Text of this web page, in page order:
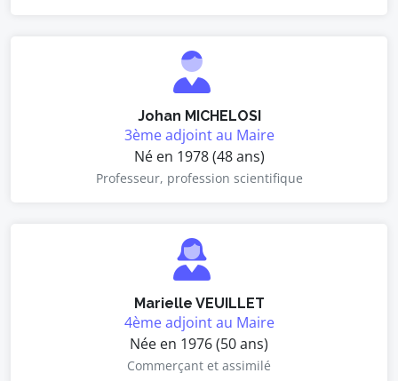
Johan MICHELOSI
3ème adjoint au Maire
Né en 1978 (48 ans)
Professeur, profession scientifique
Marielle VEUILLET
4ème adjoint au Maire
Née en 1976 (50 ans)
Commerçant et assimilé